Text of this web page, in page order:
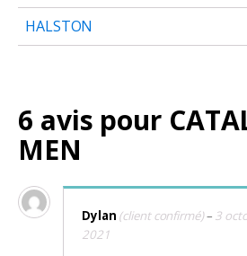
HALSTON
6 avis pour
MEN
Dylan (client confirmé)– 3
2021